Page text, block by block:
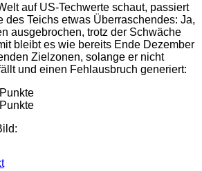
auf US-Techwerte schaut, passiert
des Teichs etwas Überraschendes: Ja,
ausgebrochen, trotz der Schwäche
bleibt es wie bereits Ende Dezember
Zielzonen, solange er nicht
und einen Fehlausbruch generiert: